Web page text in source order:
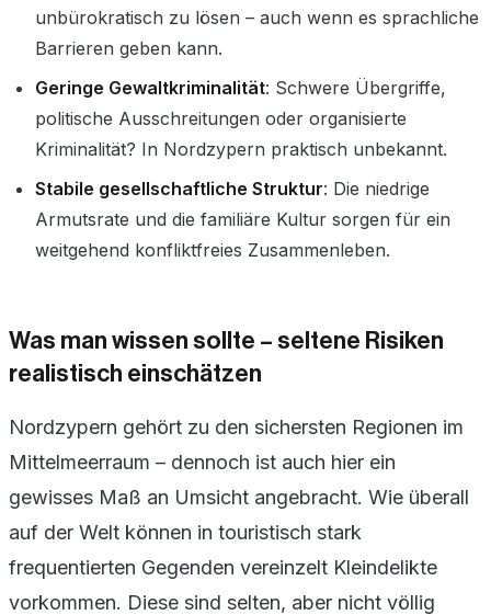
unbürokratisch zu lösen – auch wenn es sprachliche
Barrieren geben kann.
Geringe Gewaltkriminalität: Schwere Übergriffe,
politische Ausschreitungen oder organisierte
Kriminalität? In Nordzypern praktisch unbekannt.
Stabile gesellschaftliche Struktur: Die niedrige
Armutsrate und die familiäre Kultur sorgen für ein
weitgehend konfliktfreies Zusammenleben.
Was man wissen sollte – seltene Risiken
realistisch einschätzen
Nordzypern gehört zu den sichersten Regionen im
Mittelmeerraum – dennoch ist auch hier ein
gewisses Maß an Umsicht angebracht. Wie überall
auf der Welt können in touristisch stark
frequentierten Gegenden vereinzelt Kleindelikte
vorkommen. Diese sind selten, aber nicht völlig